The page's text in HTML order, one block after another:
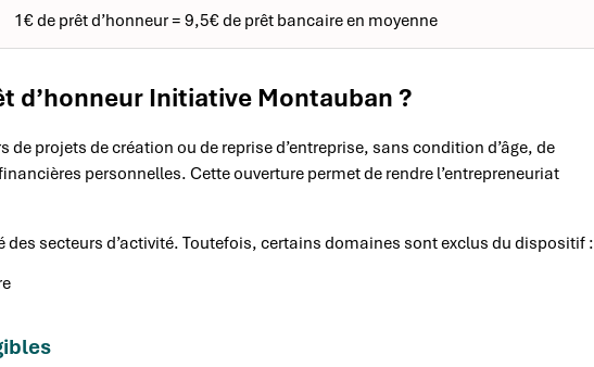
1€ de prêt d’honneur = 9,5€ de prêt bancaire en moyenne
d’honneur Initiative Montauban ?
de projets de création ou de reprise d’entreprise, sans condition d’âge, de
personnelles. Cette ouverture permet de rendre l’entrepreneuriat
secteurs d’activité. Toutefois, certains domaines sont exclus du dispositif :